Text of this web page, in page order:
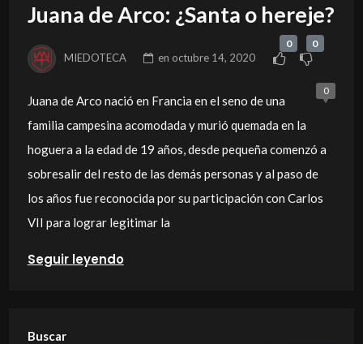
Juana de Arco: ¿Santa o hereje?
MIEDOTECA en octubre 14, 2020
0 0
0
Juana de Arco nació en Francia en el seno de una
familia campesina acomodada y murió quemada en la
hoguera a la edad de 19 años, desde pequeña comenzó a
sobresalir del resto de las demás personas y al paso de
los años fue reconocida por su participación con Carlos
VII para lograr legitimar la
Seguir leyendo
Buscar